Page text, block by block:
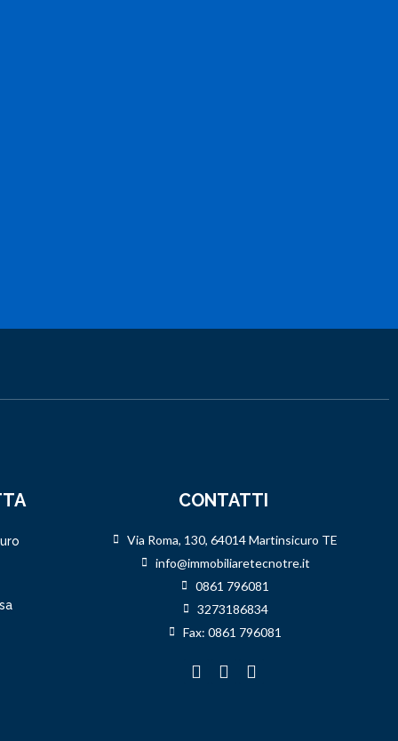
CONTATTI
Via Roma, 130, 64014 Martinsicuro TE
info@immobiliaretecnotre.it
0861 796081
3273186834
Fax: 0861 796081